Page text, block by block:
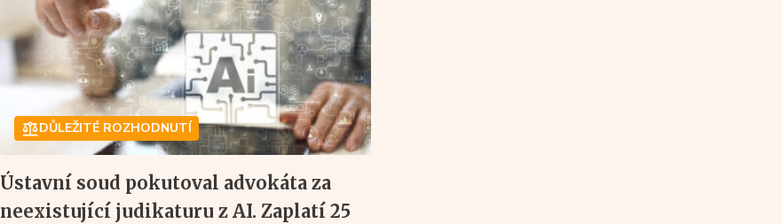
DŮLEŽITÉ ROZHODNUTÍ
Ústavní soud pokutoval advokáta za
neexistující judikaturu z AI. Zaplatí 25